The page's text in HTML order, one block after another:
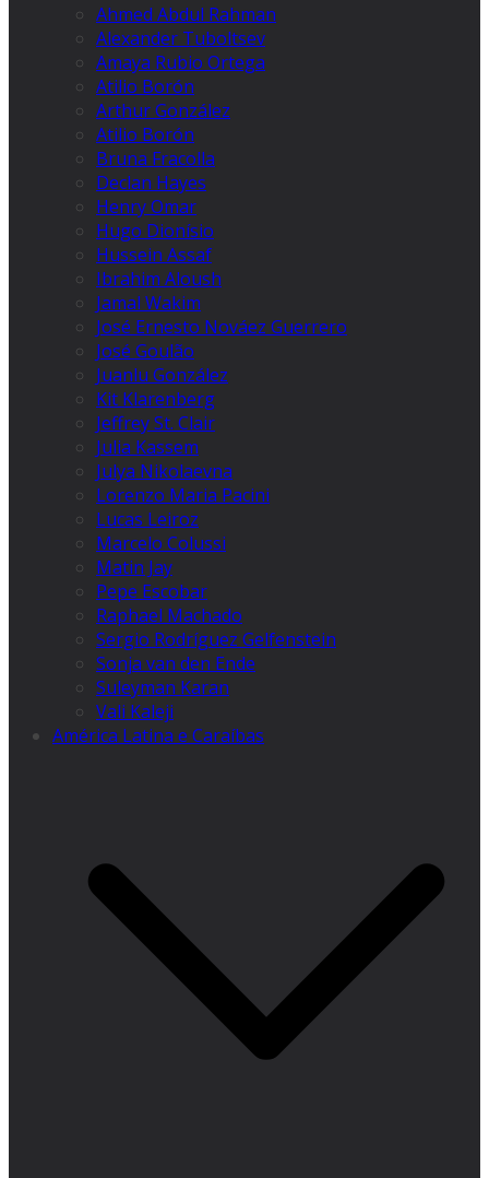
Ahmed Abdul Rahman
Alexander Tuboltsev
Amaya Rubio Ortega
Atilio Borón
Arthur González
Atilio Borón
Bruna Fracolla
Declan Hayes
Henry Omar
Hugo Dionísio
Hussein Assaf
Ibrahim Aloush
Jamal Wakim
José Ernesto Nováez Guerrero
José Goulão
Juanlu González
Kit Klarenberg
Jeffrey St. Clair
Julia Kassem
Julya Nikolaevna
Lorenzo Maria Pacini
Lucas Leiroz
Marcelo Colussi
Matin Jay
Pepe Escobar
Raphael Machado
Sergio Rodríguez Gelfenstein
Sonja van den Ende
Suleyman Karan
Vali Kaleji
América Latina e Caraíbas